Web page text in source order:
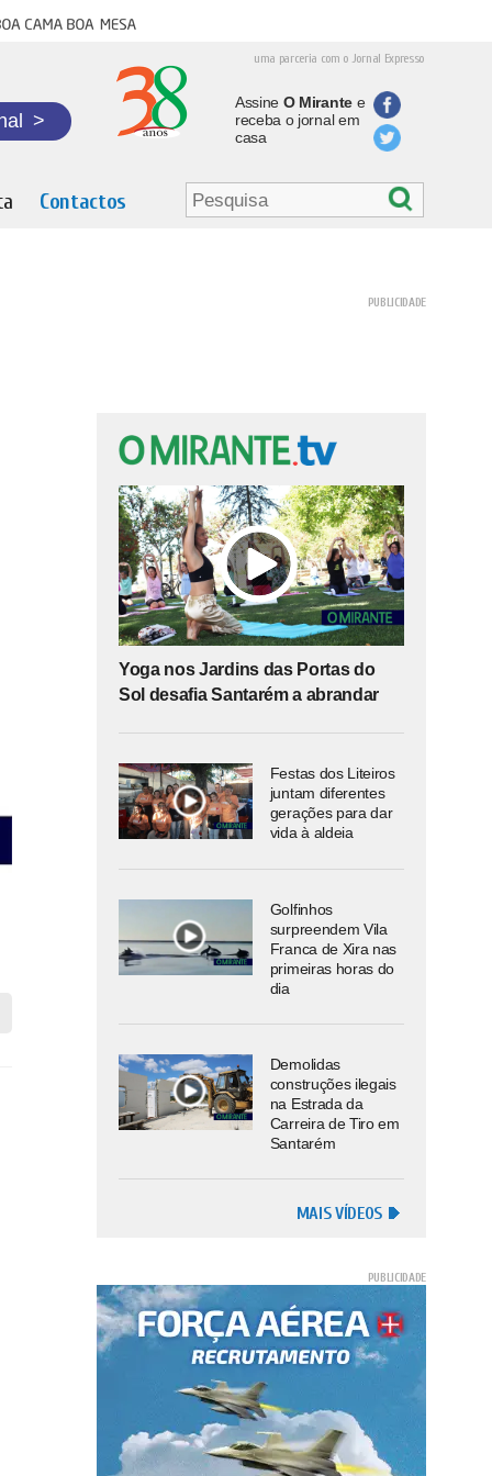
cama boa mesa
uma parceria com o Jornal Expresso
>
Assine O Mirantee
receba o jornal em
casa
Contactos
Yoga nos Jardins das Portas do
Sol desafia Santarém a abrandar
Festas dos Liteiros
juntam diferentes
gerações para dar
vida à aldeia
Golfinhos
surpreendem Vila
Franca de Xira nas
primeiras horas do
dia
Demolidas
construções ilegais
na Estrada da
Carreira de Tiro em
Santarém
MAIS VÍDEOS